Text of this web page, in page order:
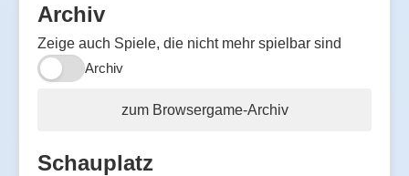
Archiv
Zeige auch Spiele, die nicht mehr spielbar sind
Archiv
zum Browsergame-Archiv
Schauplatz